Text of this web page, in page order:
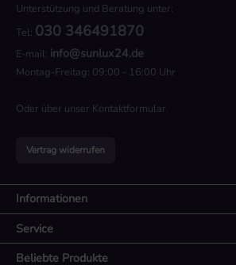
Unterstützung und Beratung unter:
Tel: 030 346491870
E-mail: info@sunlux24.de
Montag-Freitag: 09:00 - 16:00 Uhr
Oder über unser Kontaktformular.
Vertrag widerrufen
Informationen
Service
Beliebte Produkte